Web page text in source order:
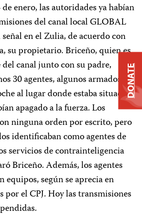
enero, las autoridades ya habían
del canal local GLOBAL
en el Zulia, de acuerdo con
su propietario. Briceño, quien es
canal junto con su padre,
30 agentes, algunos armados,
al lugar donde estaba situado
apagado a la fuerza. Los
ninguna orden por escrito, pero
identificaban como agentes de
servicios de contrainteligencia
Briceño. Además, los agentes
equipos, según se aprecia en
por el CPJ. Hoy las transmisiones
DONATE